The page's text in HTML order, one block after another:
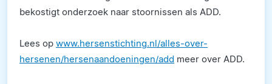
bekostigt onderzoek naar stoornissen als ADD.
Lees op www.hersenstichting.nl/alles-over-
hersenen/hersenaandoeningen/add meer over ADD.